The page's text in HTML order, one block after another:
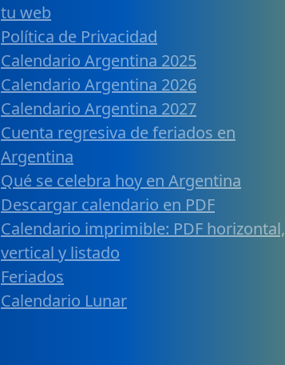
tu web
Política de Privacidad
Calendario Argentina 2025
Calendario Argentina 2026
Calendario Argentina 2027
Cuenta regresiva de feriados en
Argentina
Qué se celebra hoy en Argentina
Descargar calendario en PDF
Calendario imprimible: PDF horizontal,
vertical y listado
Feriados
Calendario Lunar